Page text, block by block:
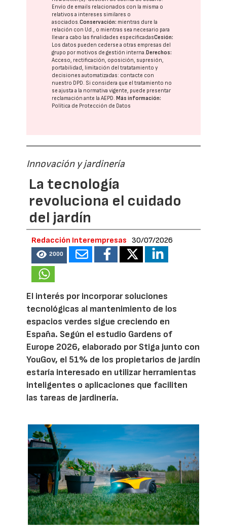
Envío de emails relacionados con la misma o
relativos a intereses similares o
asociados.Conservación: mientras dure la
relación con Ud., o mientras sea necesario para
llevar a cabo las finalidades especificadasCesión:
Los datos pueden cederse a otras empresas del
grupo por motivos de gestión interna. Derechos:
Acceso, rectificación, oposición, supresión,
portabilidad, limitación del tratatamiento y
decisiones automatizadas: contacte con
nuestro DPD. Si considera que el tratamiento no
se ajusta a la normativa vigente, puede presentar
reclamación ante laAEPD. Más información:
Política de Protección de Datos
Innovación y jardinería
La tecnología
revoluciona el cuidado
del jardín
Redacción Interempresas 30/07/2026
2000
El interés por incorporar soluciones
tecnológicas al mantenimiento de los
espacios verdes sigue creciendo en
España. Según el estudio Gardens of
Europe 2026, elaborado por Stiga junto con
YouGov, el 51% de los propietarios de jardín
estaría interesado en utilizar herramientas
inteligentes o aplicaciones que faciliten
las tareas de jardinería.